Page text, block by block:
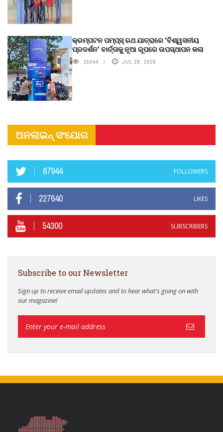
କ୍ରମ୍ପଟନ ପମ୍ପ୍‌ସ୍‌ ରଥ ଯାତ୍ରାରେ ‘ବିଶ୍ୱସନୀୟ
ପ୍ରଦର୍ଶନ’ ବାର୍ତ୍ତାକୁ ନୂଆ ରୂପରେ ଉପସ୍ଥାପନ କଲା
15044 JUL 28, 2026
ଅନଲାଇନ୍ ସଂଯୋଗ
67944 FOLLOWERS
227640 LIKES
54300 SUBSCRIBERS
Subscribe to our Newsletter
Sign up to receive email updates and to hear what's going on with
our magazine!